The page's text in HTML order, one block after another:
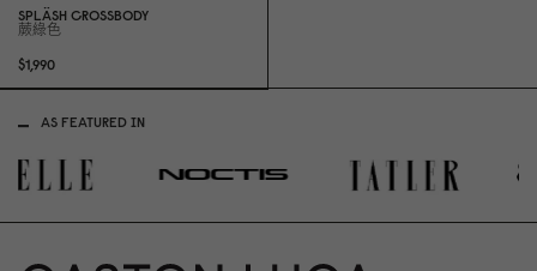
SPLÄSH CROSSBODY
蕨綠色
$1,990
AS FEATURED IN